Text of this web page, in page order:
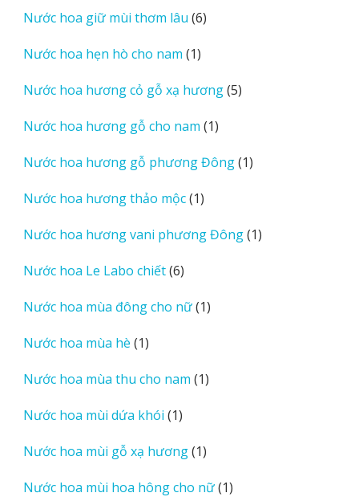
phẩm
Nước hoa giữ mùi thơm lâu 66
Nước hoa hẹn hò cho nam 11
phẩm
Nước hoa hương cỏ gỗ xạ hương 55
Nước hoa hương gỗ cho nam 11
phẩm
Nước hoa hương gỗ phương Đông 11
Nước hoa hương thảo mộc 11
phẩm
Nước hoa hương vani phương Đông 11
Nước hoa Le Labo chiết 66
phẩm
Nước hoa mùa đông cho nữ 11
Nước hoa mùa hè 11
phẩm
Nước hoa mùa thu cho nam 11
Nước hoa mùi dứa khói 11
phẩm
Nước hoa mùi gỗ xạ hương 11
phẩm
Nước hoa mùi hoa hông cho nữ 11